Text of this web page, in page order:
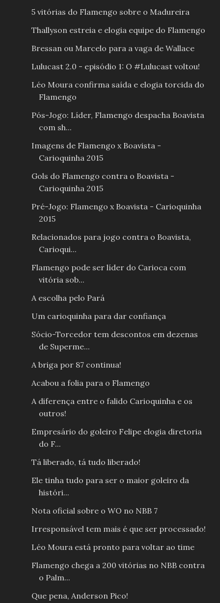
5 vitórias do Flamengo sobre o Madureira
Thallyson estreia e elogia equipe do Flamengo
Bressan ou Marcelo para a vaga de Wallace
Lulucast 2.0 - episódio 1: O #Lulucast voltou!
Léo Moura confirma saída e elogia torcida do
Flamengo
Pós-Jogo: Líder, Flamengo despacha Boavista
com sh...
Imagens de Flamengo x Boavista -
Carioquinha 2015
Gols do Flamengo contra o Boavista -
Carioquinha 2015
Pré-Jogo: Flamengo x Boavista - Carioquinha
2015
Relacionados para jogo contra o Boavista,
Carioqui...
Flamengo pode ser líder do Carioca com
vitória sob...
A escolha pelo Pará
Um carioquinha para dar confiança
Sócio-Torcedor tem descontos em dezenas
de Superme...
A briga por 87 continua!
Acabou a folia para o Flamengo
A diferença entre o falido Carioquinha e os
outros!
Empresário do goleiro Felipe elogia diretoria
do F...
Tá liberado, tá tudo liberado!
Ele tinha tudo para ser o maior goleiro da
históri...
Nota oficial sobre o WO no NBB 7
Irresponsável tem mais é que ser processado!
Léo Moura está pronto para voltar ao time
Flamengo chega a 200 vitórias no NBB contra
o Palm...
Que pena, Anderson Pico!